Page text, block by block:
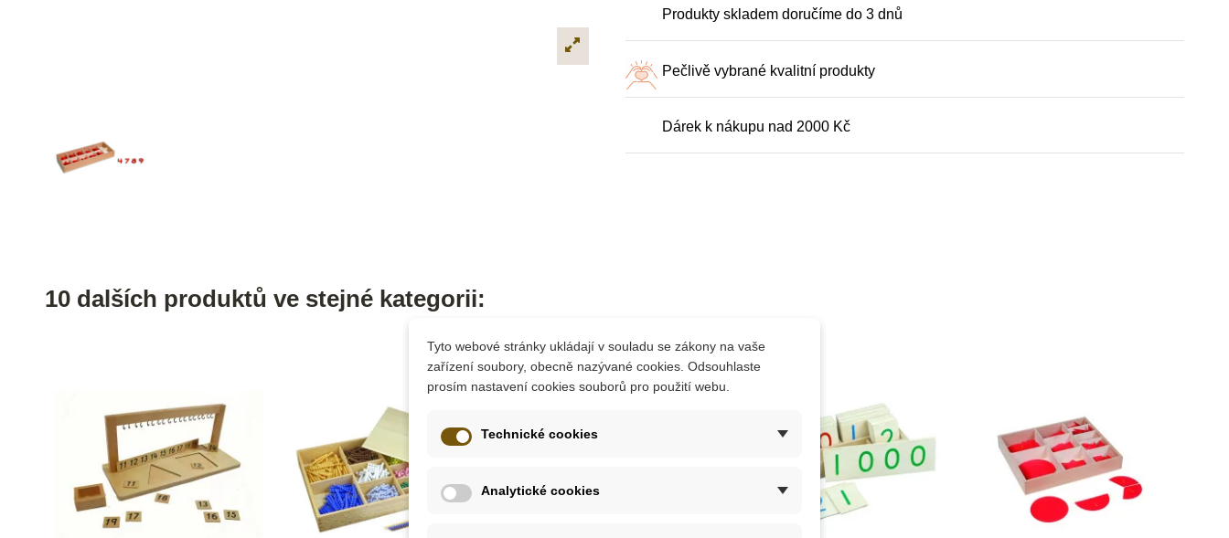
Produkty skladem doručíme do 3 dnů
Pečlivě vybrané kvalitní produkty
Dárek k nákupu nad 2000 Kč
10 dalších produktů ve stejné kategorii:
Tyto webové stránky ukládají v souladu se zákony na vaše
zařízení soubory, obecně nazývané cookies. Odsouhlaste
prosím nastavení cookies souborů pro použití webu.
Technické cookies
Analytické cookies